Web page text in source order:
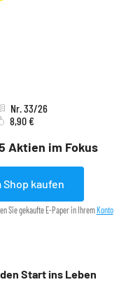
Aktien im Fokus
Nr. 33/26
8,90 €
Shop kaufen
Sie gekaufte E-Paper in Ihrem Konto
Start ins Leben